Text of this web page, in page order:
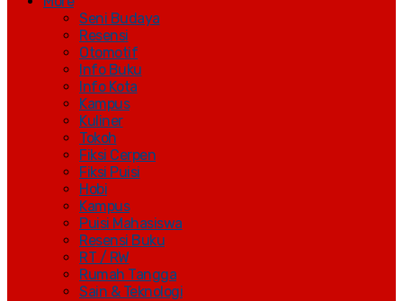
Seni Budaya
Resensi
Otomotif
Info Buku
Info Kota
Kampus
Kuliner
Tokoh
Fiksi Cerpen
Fiksi Puisi
Hobi
Kampus
Puisi Mahasiswa
Resensi Buku
RT / RW
Rumah Tangga
Sain & Teknologi